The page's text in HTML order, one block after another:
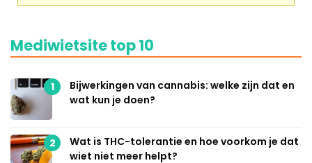
Mediwietsite top 10
1
Bijwerkingen van cannabis: welke zijn dat en
wat kun je doen?
2
Wat is THC-tolerantie en hoe voorkom je dat
wiet niet meer helpt?